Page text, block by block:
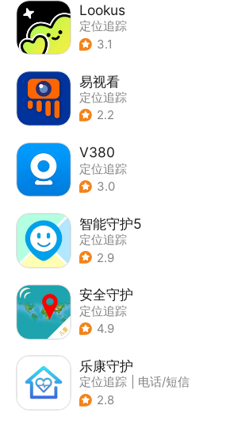
Lookus
定位追踪
3.1
易视看
定位追踪
2.2
V380
定位追踪
3.0
智能守护5
定位追踪
2.9
安全守护
定位追踪
4.9
乐康守护
定位追踪
电话/短信
| 其他
2.8